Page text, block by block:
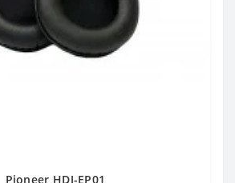
Pioneer HDJ-EP01